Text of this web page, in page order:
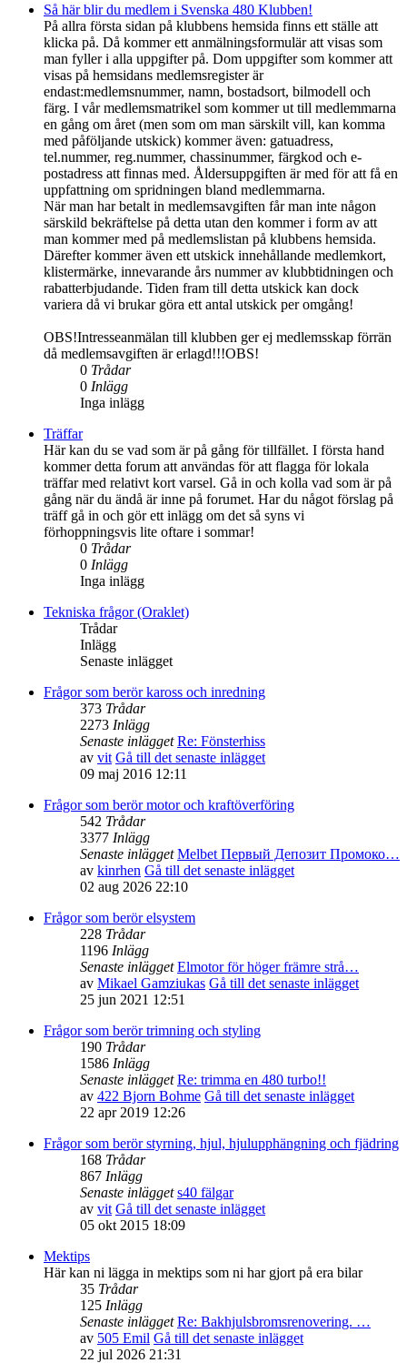
Så här blir du medlem i Svenska 480 Klubben!
På allra första sidan på klubbens hemsida finns ett ställe att
klicka på. Då kommer ett anmälningsformulär att visas som
man fyller i alla uppgifter på. Dom uppgifter som kommer att
visas på hemsidans medlemsregister är
endast:medlemsnummer, namn, bostadsort, bilmodell och
färg. I vår medlemsmatrikel som kommer ut till medlemmarna
en gång om året (men som om man särskilt vill, kan komma
med påföljande utskick) kommer även: gatuadress,
tel.nummer, reg.nummer, chassinummer, färgkod och e-
postadress att finnas med. Åldersuppgiften är med för att få en
uppfattning om spridningen bland medlemmarna.
När man har betalt in medlemsavgiften får man inte någon
särskild bekräftelse på detta utan den kommer i form av att
man kommer med på medlemslistan på klubbens hemsida.
Därefter kommer även ett utskick innehållande medlemkort,
klistermärke, innevarande års nummer av klubbtidningen och
rabatterbjudande. Tiden fram till detta utskick kan dock
variera då vi brukar göra ett antal utskick per omgång!
OBS!Intresseanmälan till klubben ger ej medlemsskap förrän
då medlemsavgiften är erlagd!!!OBS!
0 Trådar
0 Inlägg
Inga inlägg
Träffar
Här kan du se vad som är på gång för tillfället. I första hand
kommer detta forum att användas för att flagga för lokala
träffar med relativt kort varsel. Gå in och kolla vad som är på
gång när du ändå är inne på forumet. Har du något förslag på
träff gå in och gör ett inlägg om det så syns vi
förhoppningsvis lite oftare i sommar!
0 Trådar
0 Inlägg
Inga inlägg
Tekniska frågor (Oraklet)
Trådar
Inlägg
Senaste inlägget
Frågor som berör kaross och inredning
373 Trådar
2273 Inlägg
Senaste inlägget Re: Fönsterhiss
av vit Gå till det senaste inlägget
09 maj 2016 12:11
Frågor som berör motor och kraftöverföring
542 Trådar
3377 Inlägg
Senaste inlägget Melbet Первый Депозит Промоко…
av kinrhen Gå till det senaste inlägget
02 aug 2026 22:10
Frågor som berör elsystem
228 Trådar
1196 Inlägg
Senaste inlägget Elmotor för höger främre strå…
av Mikael Gamziukas Gå till det senaste inlägget
25 jun 2021 12:51
Frågor som berör trimning och styling
190 Trådar
1586 Inlägg
Senaste inlägget Re: trimma en 480 turbo!!
av 422 Bjorn Bohme Gå till det senaste inlägget
22 apr 2019 12:26
Frågor som berör styrning, hjul, hjulupphängning och fjädring
168 Trådar
867 Inlägg
Senaste inlägget s40 fälgar
av vit Gå till det senaste inlägget
05 okt 2015 18:09
Mektips
Här kan ni lägga in mektips som ni har gjort på era bilar
35 Trådar
125 Inlägg
Senaste inlägget Re: Bakhjulsbromsrenovering. …
av 505 Emil Gå till det senaste inlägget
22 jul 2026 21:31